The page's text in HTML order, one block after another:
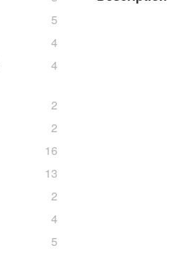
5
4
4
2
2
16
13
2
4
5